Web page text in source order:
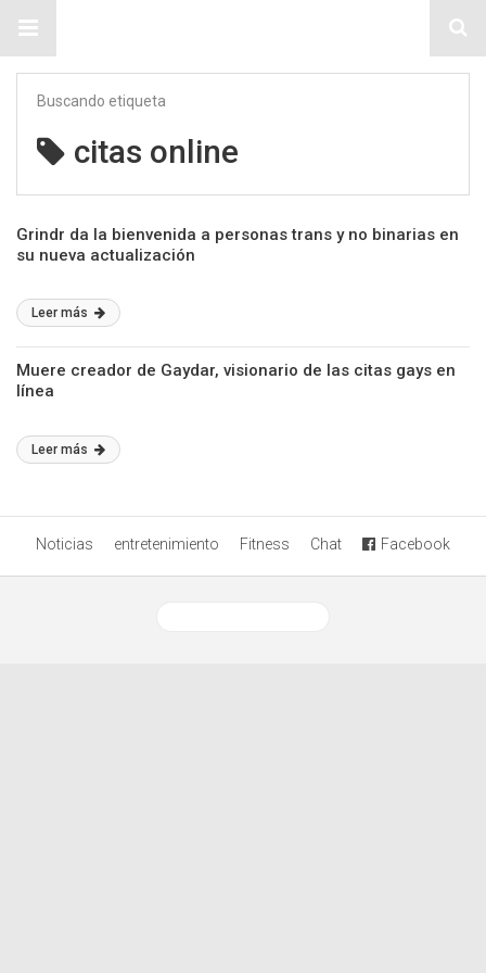
Buscando etiqueta
citas online
Grindr da la bienvenida a personas trans y no binarias en
su nueva actualización
Leer más
Muere creador de Gaydar, visionario de las citas gays en
línea
Leer más
Noticias entretenimiento Fitness Chat Facebook